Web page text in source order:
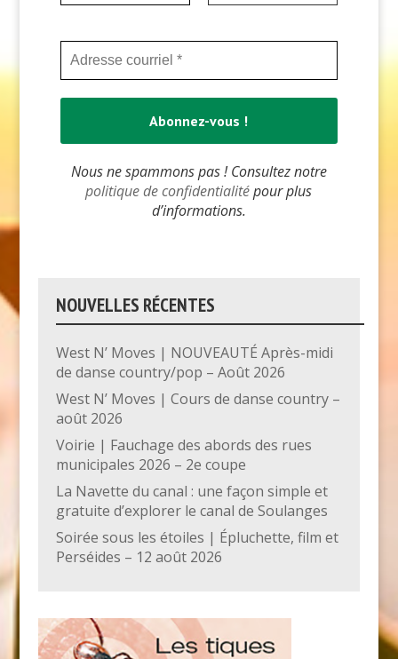
Nous ne spammons pas ! Consultez notre
politique de confidentialitépour plus
d’informations.
NOUVELLES RÉCENTES
West N’ Moves | NOUVEAUTÉ Après-midi
de danse country/pop – Août 2026
West N’ Moves | Cours de danse country –
août 2026
Voirie | Fauchage des abords des rues
municipales 2026 – 2e coupe
La Navette du canal : une façon simple et
gratuite d’explorer le canal de Soulanges
Soirée sous les étoiles | Épluchette, film et
Perséides – 12 août 2026